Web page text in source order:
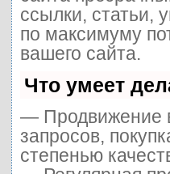
ссылки, статьи,
по максимуму
вашего сайта.
Что умеет
— Продвижение
запросов,
степенью